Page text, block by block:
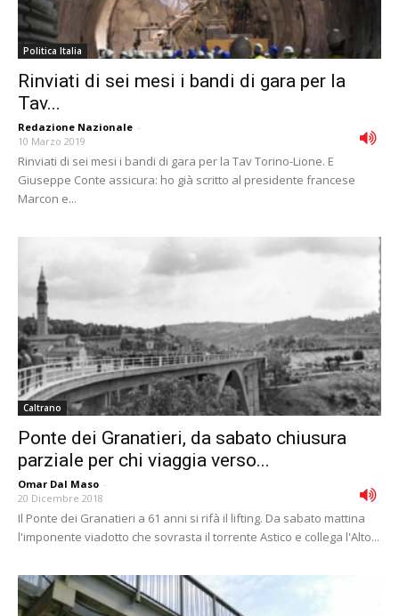
Politica Italia
Rinviati di sei mesi i bandi di gara per la
Tav...
Redazione Nazionale -
10 Marzo 2019
Rinviati di sei mesi i bandi di gara per la Tav Torino-Lione. E
Giuseppe Conte assicura: ho già scritto al presidente francese
Marcon e...
Caltrano
Ponte dei Granatieri, da sabato chiusura
parziale per chi viaggia verso...
Omar Dal Maso -
20 Dicembre 2018
Il Ponte dei Granatieri a 61 anni si rifà il lifting. Da sabato mattina
l'imponente viadotto che sovrasta il torrente Astico e collega l'Alto...